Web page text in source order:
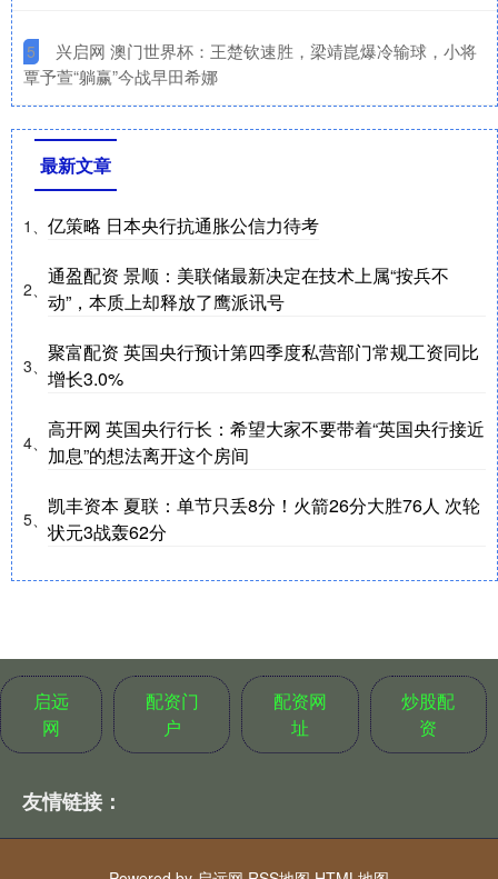
5
​兴启网 澳门世界杯：王楚钦速胜，梁靖崑爆冷输球，小将
覃予萱“躺赢”今战早田希娜
最新文章
1、 亿策略 日本央行抗通胀公信力待考
2、
通盈配资 景顺：美联储最新决定在技术上属“按兵不
动”，本质上却释放了鹰派讯号
3、
聚富配资 英国央行预计第四季度私营部门常规工资同比
增长3.0%
4、
高开网 英国央行行长：希望大家不要带着“英国央行接近
加息”的想法离开这个房间
5、
凯丰资本 夏联：单节只丢8分！火箭26分大胜76人 次轮
状元3战轰62分
启远
网
配资门
户
配资网
址
炒股配
资
友情链接：